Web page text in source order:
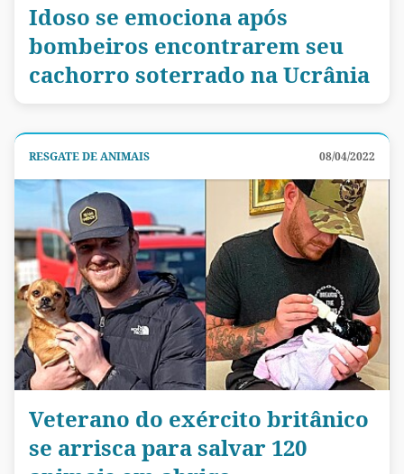
Idoso se emociona após
bombeiros encontrarem seu
cachorro soterrado na Ucrânia
RESGATE DE ANIMAIS 08/04/2022
Veterano do exército britânico
se arrisca para salvar 120